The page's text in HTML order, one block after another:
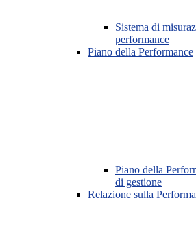
Sistema di
performance
Piano della Performance
Piano della
di gestione
Relazione sulla